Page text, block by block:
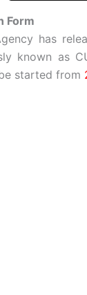
Form
has
known as
started from